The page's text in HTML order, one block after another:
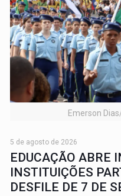
Emerson
5 de agosto de 2026
EDUCAÇÃO ABRE
INSTITUIÇÕES
DESFILE DE 7 DE